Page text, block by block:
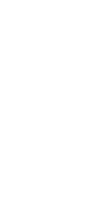
to browse this
our